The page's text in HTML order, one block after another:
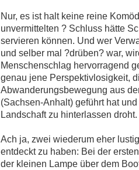
Nur, es ist halt keine reine
unvermittelten ? Schluss hätte
servieren können. Und wer
und selber mal ?drüben? war,
Menschenschlag hervorragend
genau jene Perspektivlosigkeit,
Abwanderungsbewegung aus
(Sachsen-Anhalt) geführt hat
Landschaft zu hinterlassen droht.
Ach ja, zwei wiederum eher
entdeckt zu haben: Bei der
der kleinen Lampe über dem